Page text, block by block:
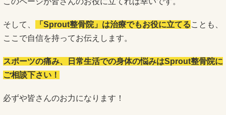
そして、 「Sprout整骨院」は治療でもお役に立てることも、
ここで自信を持ってお伝えします。
スポーツの痛み、日常生活での身体の悩みはSprout整骨院に
ご相談下さい！
必ずや皆さんのお力になります！